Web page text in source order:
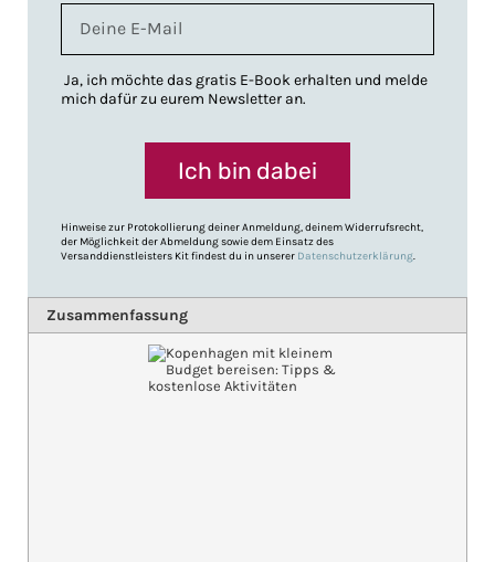
Ja, ich möchte das gratis E-Book erhalten und melde
mich dafür zu eurem Newsletter an.
Ich bin dabei
Hinweise zur Protokollierung deiner Anmeldung, deinem Widerrufsrecht,
der Möglichkeit der Abmeldung sowie dem Einsatz des
Versanddienstleisters Kit findest du in unserer Datenschutzerklärung.
Zusammenfassung